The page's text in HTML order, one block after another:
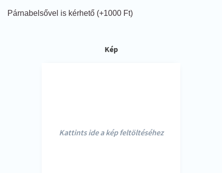
Párnabelsővel is kérhető (+1000 Ft)
Kép
Kattints ide a kép feltöltéséhez